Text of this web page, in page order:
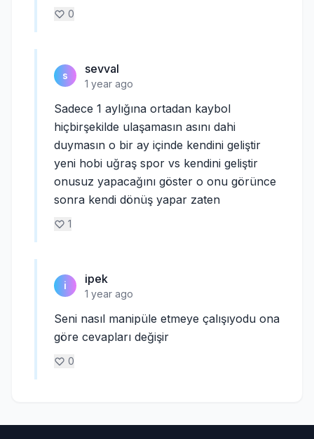
0
s sevval
1 year ago
Sadece 1 aylığına ortadan kaybol
hiçbirşekilde ulaşamasın asını dahi
duymasın o bir ay içinde kendini geliştir
yeni hobi uğraş spor vs kendini geliştir
onusuz yapacağını göster o onu görünce
sonra kendi dönüş yapar zaten
1
i ipek
1 year ago
Seni nasıl manipüle etmeye çalışıyodu ona
göre cevapları değişir
0